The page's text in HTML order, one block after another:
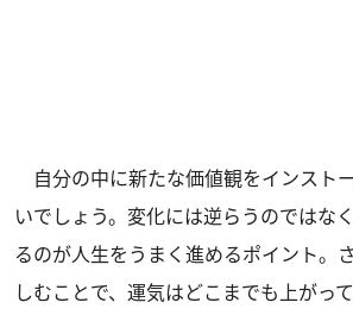
自分の中に新たな価値観をインスト
いでしょう。変化には逆らうのではな
るのが人生をうまく進めるポイント。
しむことで、運気はどこまでも上がっ